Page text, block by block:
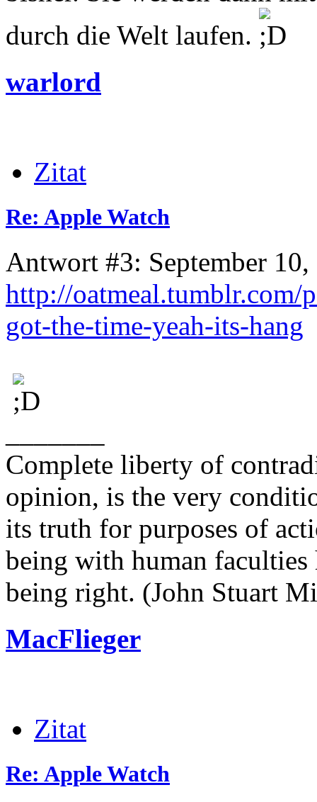
durch die Welt laufen.
warlord
Zitat
Re: Apple Watch
Antwort #3: September
http://oatmeal.tumblr.com/
got-the-time-yeah-its-hang
Complete liberty of
opinion, is the very
its truth for purposes of
being with human faculties
being right. (John Stuart
MacFlieger
Zitat
Re: Apple Watch